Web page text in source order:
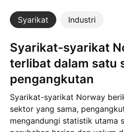
Syarikat Industri
Syarikat-syarikat Norway yang
terlibat dalam satu
pengangkutan
Syarikat-syarikat Norway
sektor yang sama,
mengandungi statistik utama